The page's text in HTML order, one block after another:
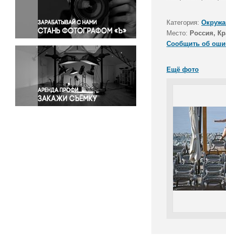
Правосудие
Происшествия и конфликты
Религия
Светская жизнь
Спорт
Экология
Экономика и бизнес
Категория:
Место: Россия,
Сообщить об
Ещё фото